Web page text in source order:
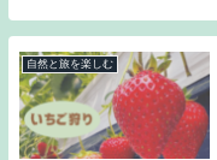
自然と旅を楽しむ